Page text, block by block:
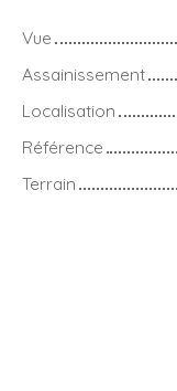
Vue
Assainissement
Localisation
Référence
Terrain